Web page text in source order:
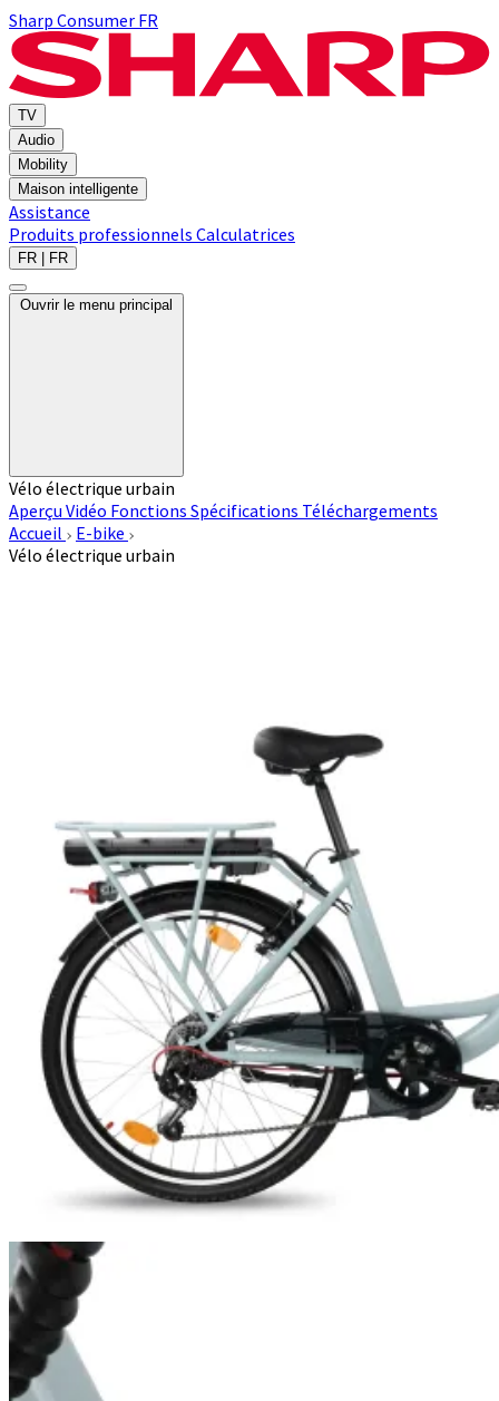
Sharp Consumer FR
TV
Audio
Mobility
Maison intelligente
Assistance
Produits professionnels Calculatrices
FR | FR
Ouvrir le menu principal
Vélo électrique urbain
Aperçu Vidéo Fonctions Spécifications Téléchargements
Accueil
E-bike
Vélo électrique urbain